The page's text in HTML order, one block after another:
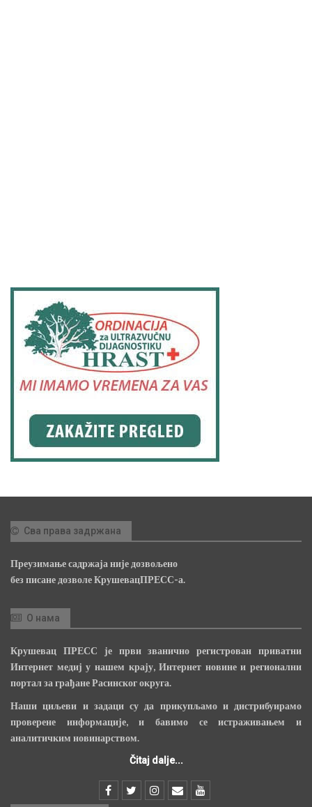
Сва права задржана
Преузимање садржаја није дозвољено
без писане дозволе КрушевацПРЕСС-а.
О нама
Крушевац ПРЕСС је први званично регистрован приватни
Интернет медиј у нашем крају, Интернет новине и регионални
портал за грађане Расинског округа.
Наши циљеви и задаци су да прикупљамо и дистрибуирамо
проверене информације, и бавимо се истраживањем и
аналитичким новинарством.
Čitaj dalje...